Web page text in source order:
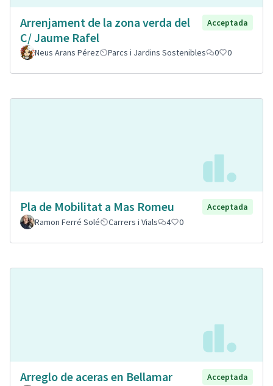
Arrenjament de la zona verda del
C/ Jaume Rafel
Acceptada
Neus Arans Pérez Parcs i Jardins Sostenibles 0 0
Pla de Mobilitat a Mas Romeu
Acceptada
Ramon Ferré Solé
Carrers i Vials 4 0
Arreglo de aceras en Bellamar
Acceptada